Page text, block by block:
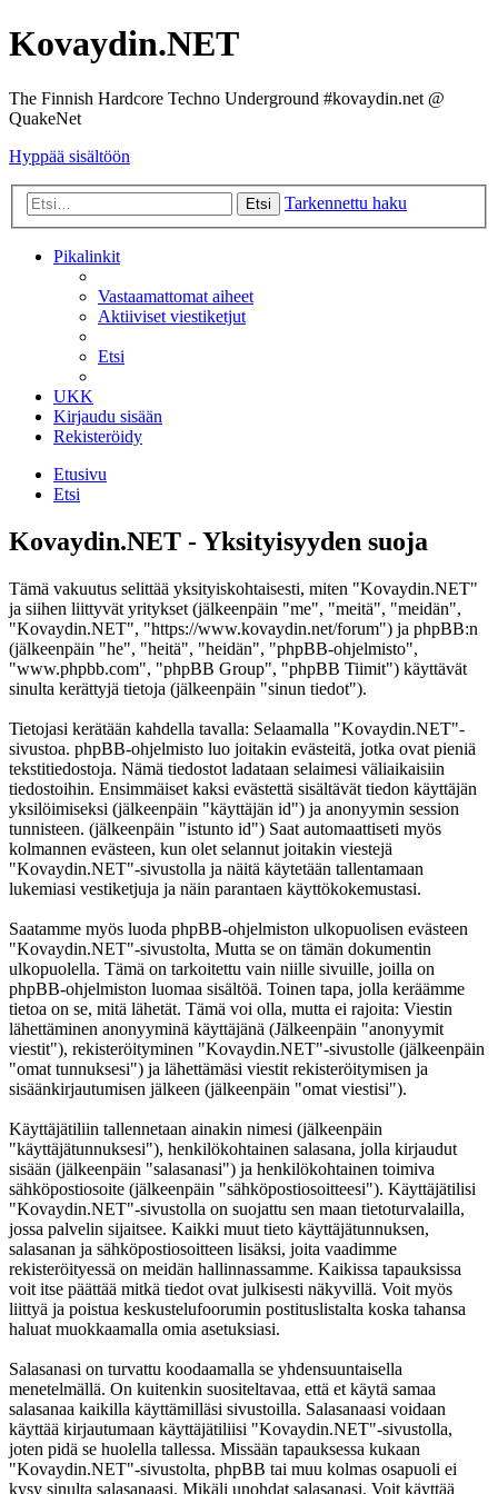
Kovaydin.NET
The Finnish Hardcore Techno Underground #kovaydin.net @
QuakeNet
Hyppää sisältöön
Etsi Tarkennettu haku
Pikalinkit
Vastaamattomat aiheet
Aktiiviset viestiketjut
Etsi
UKK
Kirjaudu sisään
Rekisteröidy
Etusivu
Etsi
Kovaydin.NET - Yksityisyyden suoja
Tämä vakuutus selittää yksityiskohtaisesti, miten "Kovaydin.NET"
ja siihen liittyvät yritykset (jälkeenpäin "me", "meitä", "meidän",
"Kovaydin.NET", "https://www.kovaydin.net/forum") ja phpBB:n
(jälkeenpäin "he", "heitä", "heidän", "phpBB-ohjelmisto",
"www.phpbb.com", "phpBB Group", "phpBB Tiimit") käyttävät
sinulta kerättyjä tietoja (jälkeenpäin "sinun tiedot").
Tietojasi kerätään kahdella tavalla: Selaamalla "Kovaydin.NET"-
sivustoa. phpBB-ohjelmisto luo joitakin evästeitä, jotka ovat pieniä
tekstitiedostoja. Nämä tiedostot ladataan selaimesi väliaikaisiin
tiedostoihin. Ensimmäiset kaksi evästettä sisältävät tiedon käyttäjän
yksilöimiseksi (jälkeenpäin "käyttäjän id") ja anonyymin session
tunnisteen. (jälkeenpäin "istunto id") Saat automaattiseti myös
kolmannen evästeen, kun olet selannut joitakin viestejä
"Kovaydin.NET"-sivustolla ja näitä käytetään tallentamaan
lukemiasi vestiketjuja ja näin parantaen käyttökokemustasi.
Saatamme myös luoda phpBB-ohjelmiston ulkopuolisen evästeen
"Kovaydin.NET"-sivustolta, Mutta se on tämän dokumentin
ulkopuolella. Tämä on tarkoitettu vain niille sivuille, joilla on
phpBB-ohjelmiston luomaa sisältöä. Toinen tapa, jolla keräämme
tietoa on se, mitä lähetät. Tämä voi olla, mutta ei rajoita: Viestin
lähettäminen anonyyminä käyttäjänä (Jälkeenpäin "anonyymit
viestit"), rekisteröityminen "Kovaydin.NET"-sivustolle (jälkeenpäin
"omat tunnuksesi") ja lähettämäsi viestit rekisteröitymisen ja
sisäänkirjautumisen jälkeen (jälkeenpäin "omat viestisi").
Käyttäjätiliin tallennetaan ainakin nimesi (jälkeenpäin
"käyttäjätunnuksesi"), henkilökohtainen salasana, jolla kirjaudut
sisään (jälkeenpäin "salasanasi") ja henkilökohtainen toimiva
sähköpostiosoite (jälkeenpäin "sähköpostiosoitteesi"). Käyttäjätilisi
"Kovaydin.NET"-sivustolla on suojattu sen maan tietoturvalailla,
jossa palvelin sijaitsee. Kaikki muut tieto käyttäjätunnuksen,
salasanan ja sähköpostiosoitteen lisäksi, joita vaadimme
rekisteröityessä on meidän hallinnassamme. Kaikissa tapauksissa
voit itse päättää mitkä tiedot ovat julkisesti näkyvillä. Voit myös
liittyä ja poistua keskustelufoorumin postituslistalta koska tahansa
haluat muokkaamalla omia asetuksiasi.
Salasanasi on turvattu koodaamalla se yhdensuuntaisella
menetelmällä. On kuitenkin suositeltavaa, että et käytä samaa
salasanaa kaikilla käyttämilläsi sivustoilla. Salasanaasi voidaan
käyttää kirjautumaan käyttäjätiliisi "Kovaydin.NET"-sivustolla,
joten pidä se huolella tallessa. Missään tapauksessa kukaan
"Kovaydin.NET"-sivustolta, phpBB tai muu kolmas osapuoli ei
kysy sinulta salasanaasi. Mikäli unohdat salasanasi. Voit käyttää